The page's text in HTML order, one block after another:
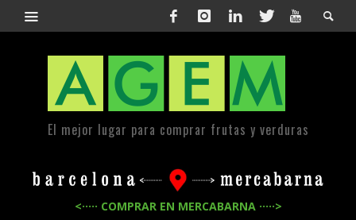
El mejor lugar para comprar frutas y verduras
<····· COMPRAR EN MERCABARNA ·····>